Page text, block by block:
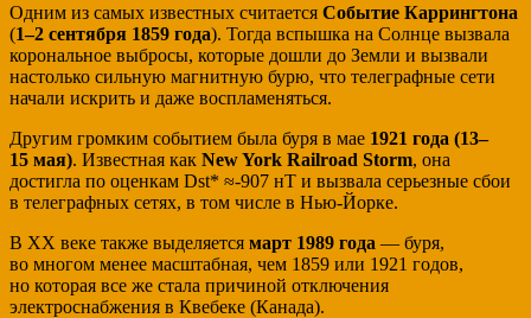
Одним из самых известных считается Событие Каррингтона
(1–2 сентября 1859 года). Тогда вспышка на Солнце вызвала
корональное выбросы, которые дошли до Земли и вызвали
настолько сильную магнитную бурю, что телеграфные сети
начали искрить и даже воспламеняться.
Другим громким событием была буря в мае 1921 года (13–
15 мая). Известная как New York Railroad Storm, она
достигла по оценкам Dst* ≈-907 нТ и вызвала серьезные сбои
в телеграфных сетях, в том числе в Нью-Йорке.
В XX веке также выделяется март 1989 года — буря,
во многом менее масштабная, чем 1859 или 1921 годов,
но которая все же стала причиной отключения
электроснабжения в Квебеке (Канада).